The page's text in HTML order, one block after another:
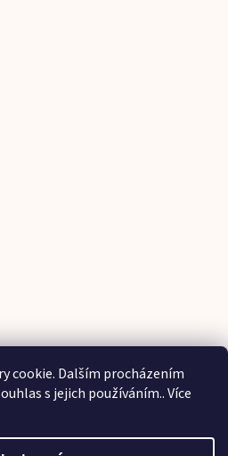
cookie. Dalším procházením
s jejich používáním.. Více
Shoptet